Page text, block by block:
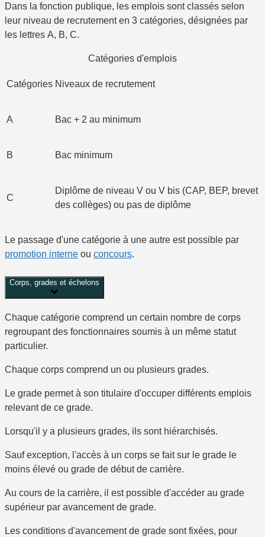
Dans la fonction publique, les emplois sont classés selon
leur niveau de recrutement en 3 catégories, désignées par
les lettres A, B, C.
Catégories d'emplois
Catégories Niveaux de recrutement
A Bac + 2 au minimum
B Bac minimum
C
Diplôme de niveau V ou V bis (CAP, BEP, brevet
des collèges) ou pas de diplôme
Le passage d'une catégorie à une autre est possible par
promotion interne ou concours.
Corps, grades et échelons
Chaque catégorie comprend un certain nombre de corps
regroupant des fonctionnaires soumis à un même statut
particulier.
Chaque corps comprend un ou plusieurs grades.
Le grade permet à son titulaire d'occuper différents emplois
relevant de ce grade.
Lorsqu'il y a plusieurs grades, ils sont hiérarchisés.
Sauf exception, l'accès à un corps se fait sur le grade le
moins élevé ou grade de début de carrière.
Au cours de la carrière, il est possible d'accéder au grade
supérieur par avancement de grade.
Les conditions d'avancement de grade sont fixées, pour